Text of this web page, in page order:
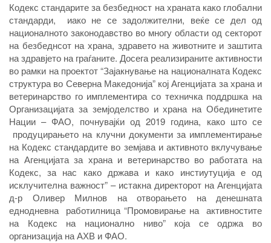
Кодекс стандарите за безбедност на храната како глобални
стандарди, иако не се задолжителни, веќе се дел од
националното законодавство во многу области од секторот
на безбеднсот на храна, здравето на животните и заштита
на здравјето на граѓаните. Досега реализираните активности
во рамки на проектот “Зајакнување на националната Кодекс
структура во Северна Македонија” кој Агенцијата за храна и
ветеринарство го имплементира со техничка поддршка на
Организацијата за земјоделство и храна на Обединетите
Нации – ФАО, почнувајќи од 2019 година, како што се
продуцирањето на клучни документи за имплементирање
на Кодекс стандардите во земјава и активното вклучување
на Агенцијата за храна и ветеринарство во работата на
Кодекс, за нас како држава и како инстиутуција е од
исклучителна важност” – истакна директорот на Агенцијата
д-р Оливер Милнов на отворањето на денешната
еднодневна работилница “Промовирање на активностите
на Кодекс на национално ниво” која се одржа во
организација на АХВ и ФАО.